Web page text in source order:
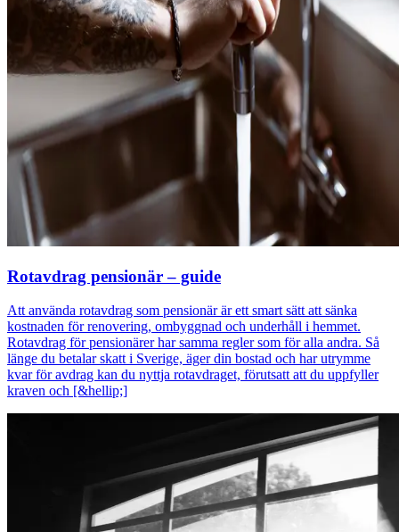
Rotavdrag pensionär – guide
Att använda rotavdrag som pensionär är ett smart sätt att sänka
kostnaden för renovering, ombyggnad och underhåll i hemmet.
Rotavdrag för pensionärer har samma regler som för alla andra. Så
länge du betalar skatt i Sverige, äger din bostad och har utrymme
kvar för avdrag kan du nyttja rotavdraget, förutsatt att du uppfyller
kraven och [&hellip;]